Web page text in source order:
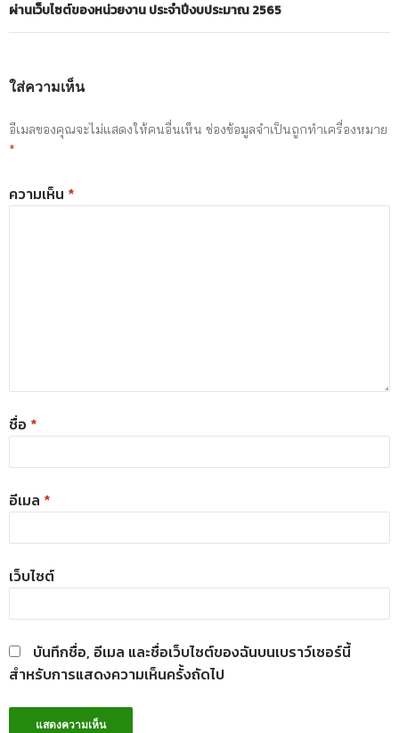
ผ่านเว็บไซต์ของหน่วยงาน ประจำปีงบประมาณ 2565
ใส่ความเห็น
อีเมลของคุณจะไม่แสดงให้คนอื่นเห็น ช่องข้อมูลจำเป็นถูกทำเครื่องหมาย
*
ความเห็น *
ชื่อ *
อีเมล *
เว็บไซต์
บันทึกชื่อ, อีเมล และชื่อเว็บไซต์ของฉันบนเบราว์เซอร์นี้
สำหรับการแสดงความเห็นครั้งถัดไป